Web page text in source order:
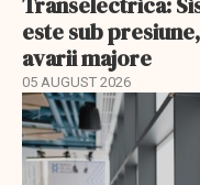
este sub
avarii majore
05 AUGUST 2026